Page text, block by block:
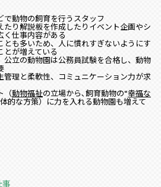
動物の飼育を行うスタッフ
り解説板を作成したりイベント企画やシ
く仕事内容がある
も多いため、人に慣れすぎないようにす
とが増えている
立の動物園は公務員試験を合格し、動物
理と柔軟性、コミュニケーション力が求
（動物福祉の立場から､飼育動物の“幸福な
的な方策）に力を入れる動物園も増えて